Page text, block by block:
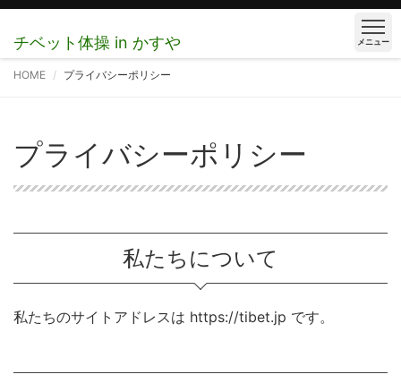
チベット体操 in かすや メニュー
HOME プライバシーポリシー
プライバシーポリシー
私たちについて
私たちのサイトアドレスは https://tibet.jp です。